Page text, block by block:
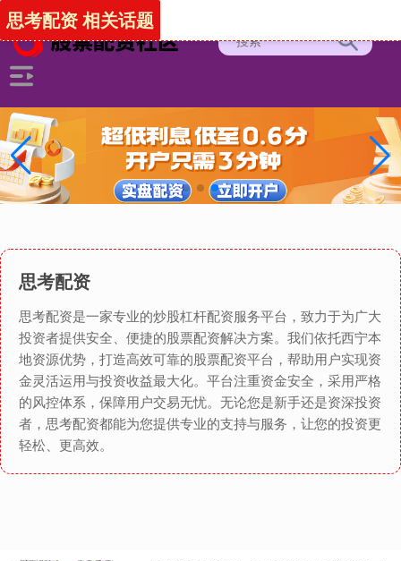
思考配资
思考配资是一家专业的炒股杠杆配资服务平台，致力于为广大
投资者提供安全、便捷的股票配资解决方案。我们依托西宁本
地资源优势，打造高效可靠的股票配资平台，帮助用户实现资
金灵活运用与投资收益最大化。平台注重资金安全，采用严格
的风控体系，保障用户交易无忧。无论您是新手还是资深投资
者，思考配资都能为您提供专业的支持与服务，让您的投资更
轻松、更高效。
思考配资 相关话题